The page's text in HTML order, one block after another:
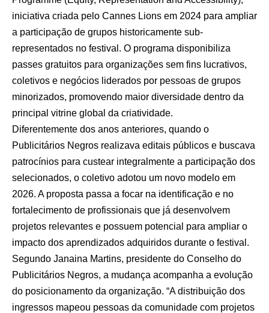
iniciativa criada pelo Cannes Lions em 2024 para ampliar
a participação de grupos historicamente sub-
representados no festival. O programa disponibiliza
passes gratuitos para organizações sem fins lucrativos,
coletivos e negócios liderados por pessoas de grupos
minorizados, promovendo maior diversidade dentro da
principal vitrine global da criatividade.
Diferentemente dos anos anteriores, quando o
Publicitários Negros realizava editais públicos e buscava
patrocínios para custear integralmente a participação dos
selecionados, o coletivo adotou um novo modelo em
2026. A proposta passa a focar na identificação e no
fortalecimento de profissionais que já desenvolvem
projetos relevantes e possuem potencial para ampliar o
impacto dos aprendizados adquiridos durante o festival.
Segundo Janaina Martins, presidente do Conselho do
Publicitários Negros, a mudança acompanha a evolução
do posicionamento da organização. “A distribuição dos
ingressos mapeou pessoas da comunidade com projetos